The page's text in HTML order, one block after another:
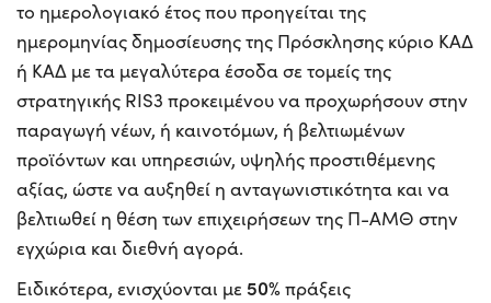
το ημερολογιακό έτος που προηγείται της
ημερομηνίας δημοσίευσης της Πρόσκλησης κύριο ΚΑΔ
ή ΚΑΔ με τα μεγαλύτερα έσοδα σε τομείς της
στρατηγικής RIS3 προκειμένου να προχωρήσουν στην
παραγωγή νέων, ή καινοτόμων, ή βελτιωμένων
προϊόντων και υπηρεσιών, υψηλής προστιθέμενης
αξίας, ώστε να αυξηθεί η ανταγωνιστικότητα και να
βελτιωθεί η θέση των επιχειρήσεων της Π-ΑΜΘ στην
εγχώρια και διεθνή αγορά.
Ειδικότερα, ενισχύονται με 50%πράξεις